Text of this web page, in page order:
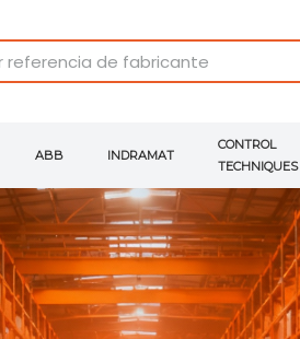
ABB INDRAMAT
CONTROL
TECHNIQUES